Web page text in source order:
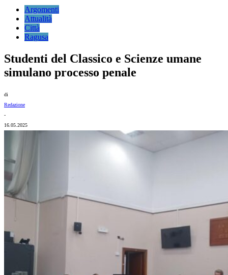
Argomenti
Attualità
Città
Ragusa
Studenti del Classico e Scienze umane
simulano processo penale
di
Redazione
-
16.05.2025